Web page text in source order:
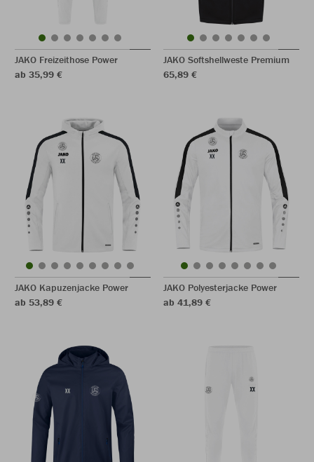
JAKO Freizeithose Power
ab 35,99 €
JAKO Softshellweste Premium
65,89 €
JAKO Kapuzenjacke Power
ab 53,89 €
JAKO Polyesterjacke Power
ab 41,89 €